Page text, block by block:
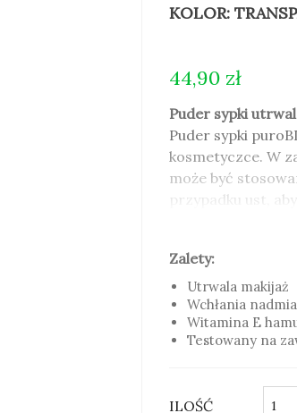
KOLOR:
44,90 zł
Puder sypki
Puder sypki
kosmetyczce. W
może być
przypadku ust,
się w duecie z
Zalety:
Utrwala makijaż
Wchłania
Witamina E
Testowany na
Zalety:
Utrwala makijaż
Wchłania
Witamina E
Testowany na
ILOŚĆ